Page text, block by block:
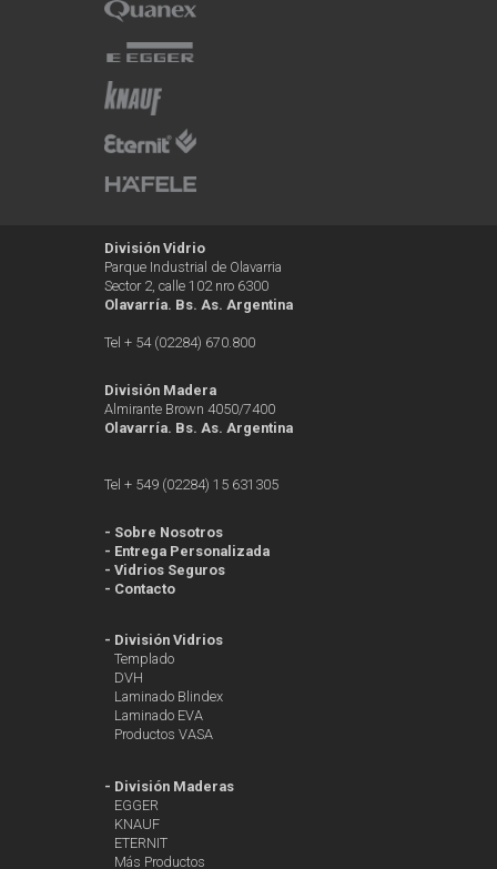
División Vidrio
Parque Industrial de Olavarria
Sector 2, calle 102 nro 6300
Olavarría. Bs. As. Argentina
Tel + 54 (02284) 670.800
División Madera
Almirante Brown 4050/7400
Olavarría. Bs. As. Argentina
Tel + 549 (02284) 15 631305
- Sobre Nosotros
- Entrega Personalizada
- Vidrios Seguros
- Contacto
- División Vidrios
Templado
DVH
Laminado Blindex
Laminado EVA
Productos VASA
- División Maderas
EGGER
KNAUF
ETERNIT
Más Productos